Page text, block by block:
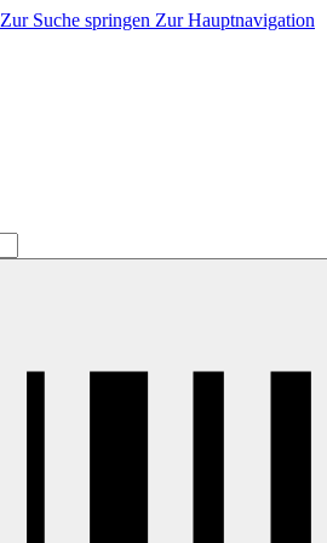
Zur Suche springen Zur Hauptnavigation